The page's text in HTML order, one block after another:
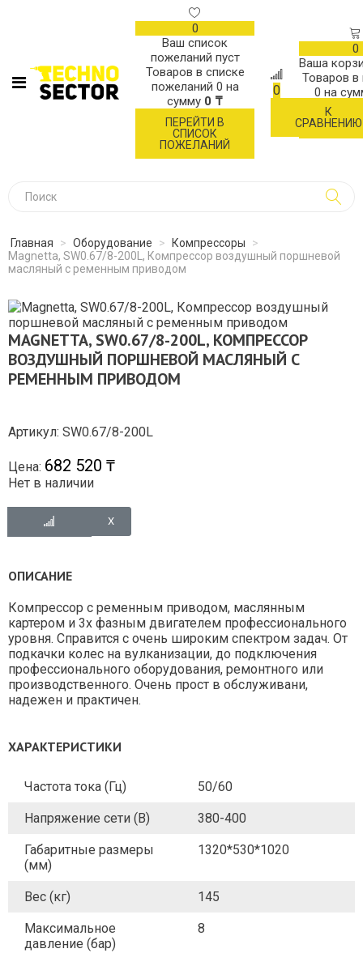
0
Ваш список
пожеланий пуст
Товаров в списке
пожеланий 0 на
сумму 0 ₸
ПЕРЕЙТИ В
СПИСОК
ПОЖЕЛАНИЙ
0
К
СРАВНЕНИЮ
0
Ваша
Товаров в
0 на
Главная > Оборудование > Компрессоры
>
Magnetta, SW0.67/8-200L, Компрессор воздушный поршневой
масляный с ременным приводом
MAGNETTA, SW0.67/8-200L, КОМПРЕССОР
ВОЗДУШНЫЙ ПОРШНЕВОЙ МАСЛЯНЫЙ С
РЕМЕННЫМ ПРИВОДОМ
Артикул: SW0.67/8-200L
Цена: 682 520 ₸
Нет в наличии
ОПИСАНИЕ
Компрессор с ременным приводом, маслянным
картером и 3х фазным двигателем профессионального
уровня. Справится с очень широким спектром задач. От
подкачки колес на вулканизации, до подключения
профессионального оборудования, ремонтного или
производственного. Очень прост в обслуживани,
надежен и практичен.
ХАРАКТЕРИСТИКИ
Частота тока (Гц) 50/60
Напряжение сети (В) 380-400
Габаритные размеры
(мм)
1320*530*1020
Вес (кг) 145
Максимальное
давление (бар)
8